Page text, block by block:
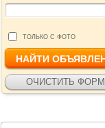
ТОЛЬКО С ФОТО